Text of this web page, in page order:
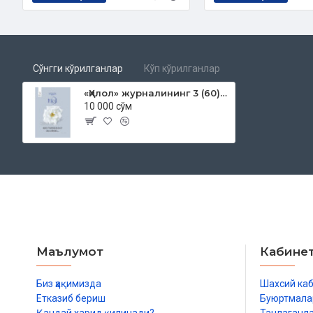
Сўнгги кўрилганлар Кўп кўрилганлар
«Ҳилол» журналининг 3 (60)-сони
10 000 сўм
Маълумот
Биз ҳақимизда
Етказиб бериш
Шахсий